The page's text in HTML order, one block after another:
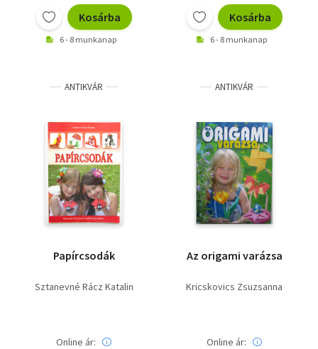
Kosárba
6 - 8 munkanap
Kosárba
6 - 8 munkanap
ANTIKVÁR
Papírcsodák
Sztanevné Rácz Katalin
Online ár:
ANTIKVÁR
Az origami varázsa
Kricskovics Zsuzsanna
Online ár: